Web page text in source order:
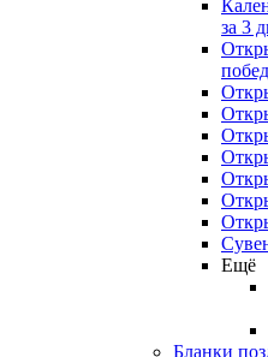
за 3
Ещё
Бланки